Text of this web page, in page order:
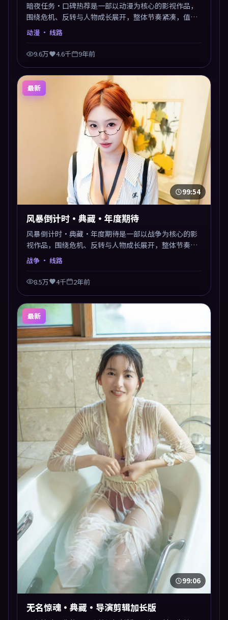
暗夜任务·口碑热荐是一部以动漫为核心的影视作品，
围绕危机、反转与人物成长展开，整体节奏紧凑，值得
推荐观看。
动漫 · 线路
9.6万 4.6千 9年前
最新
99:54
风暴倒计时·典藏·年度期待
风暴倒计时·典藏·年度期待是一部以战争为核心的影
视作品，围绕危机、反转与人物成长展开，整体节奏紧
凑，值得推荐观看。
战争 · 线路
8.5万 4千 2年前
最新
99:06
无名惊魂·典藏·导演剪辑加长版